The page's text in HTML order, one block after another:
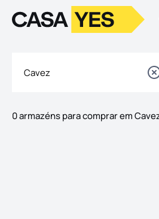
LogoIr para a homepage
0 armazéns para comprar em